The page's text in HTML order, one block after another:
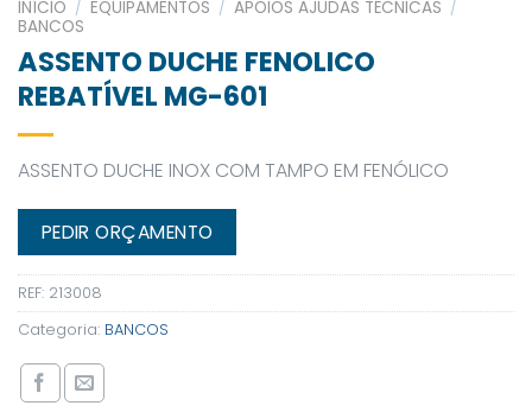
INÍCIO / EQUIPAMENTOS / APOIOS AJUDAS TÉCNICAS /
BANCOS
ASSENTO DUCHE FENOLICO
REBATÍVEL MG-601
ASSENTO DUCHE INOX COM TAMPO EM FENÓLICO
PEDIR ORÇAMENTO
REF: 213008
Categoria: BANCOS